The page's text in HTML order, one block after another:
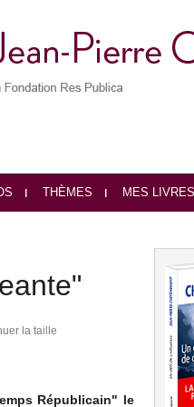
THÈMES MES LIVRES
la taille
Républicain" le